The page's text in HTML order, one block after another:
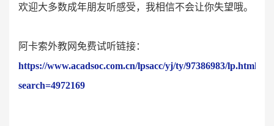
欢迎大多数成年朋友听感受，我相信不会让你失望哦。
阿卡索外教网免费试听链接：
https://www.acadsoc.com.cn/lpsacc/yj/ty/97386983/lp.html?
search=4972169